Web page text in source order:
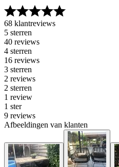
68 klantreviews
5 sterren
40 reviews
4 sterren
16 reviews
3 sterren
2 reviews
2 sterren
1 review
1 ster
9 reviews
Afbeeldingen van klanten